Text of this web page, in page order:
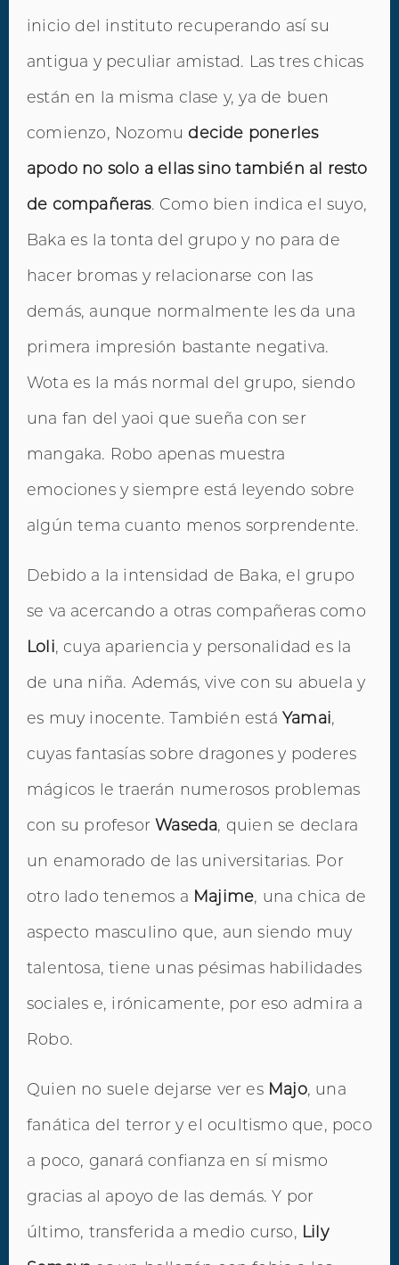
inicio del instituto recuperando así su
antigua y peculiar amistad. Las tres chicas
están en la misma clase y, ya de buen
comienzo, Nozomu decide ponerles
apodo no solo a ellas sino también al resto
de compañeras. Como bien indica el suyo,
Baka es la tonta del grupo y no para de
hacer bromas y relacionarse con las
demás, aunque normalmente les da una
primera impresión bastante negativa.
Wota es la más normal del grupo, siendo
una fan del yaoi que sueña con ser
mangaka. Robo apenas muestra
emociones y siempre está leyendo sobre
algún tema cuanto menos sorprendente.
Debido a la intensidad de Baka, el grupo
se va acercando a otras compañeras como
Loli, cuya apariencia y personalidad es la
de una niña. Además, vive con su abuela y
es muy inocente. También está Yamai,
cuyas fantasías sobre dragones y poderes
mágicos le traerán numerosos problemas
con su profesorWaseda, quien se declara
un enamorado de las universitarias. Por
otro lado tenemos a Majime, una chica de
aspecto masculino que, aun siendo muy
talentosa, tiene unas pésimas habilidades
sociales e, irónicamente, por eso admira a
Robo.
Quien no suele dejarse ver es Majo, una
fanática del terror y el ocultismo que, poco
a poco, ganará confianza en sí mismo
gracias al apoyo de las demás. Y por
último, transferida a medio curso, Lily